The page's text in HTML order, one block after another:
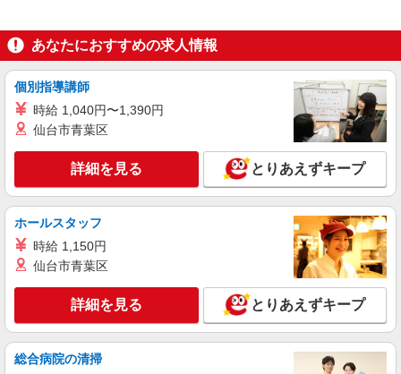
あなたにおすすめの求人情報
個別指導講師
時給 1,040円〜1,390円
仙台市青葉区
詳細を見る とりあえずキープ
ホールスタッフ
時給 1,150円
仙台市青葉区
詳細を見る とりあえずキープ
総合病院の清掃